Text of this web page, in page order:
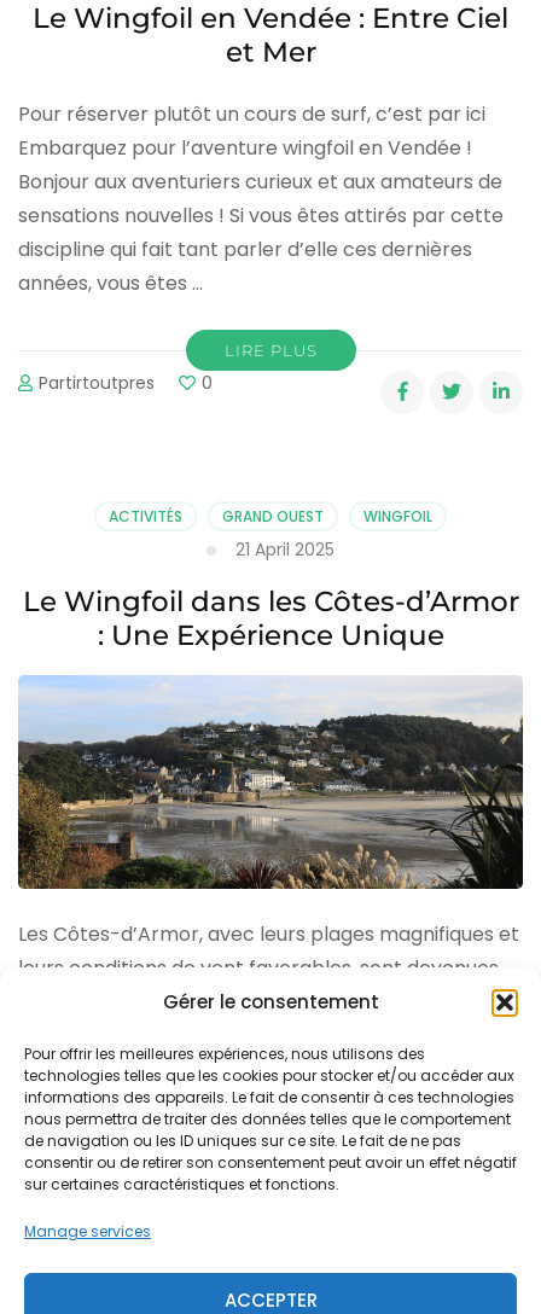
Gérer le consentement
Pour offrir les meilleures expériences, nous utilisons des
technologies telles que les cookies pour stocker et/ou accéder aux
informations des appareils. Le fait de consentir à ces technologies
nous permettra de traiter des données telles que le comportement
de navigation ou les ID uniques sur ce site. Le fait de ne pas
consentir ou de retirer son consentement peut avoir un effet négatif
sur certaines caractéristiques et fonctions.
Manage services
ACCEPTER
Le Wingfoil en Vendée : Entre Ciel
et Mer
Pour réserver plutôt un cours de surf, c’est par ici
Embarquez pour l’aventure wingfoil en Vendée !
Bonjour aux aventuriers curieux et aux amateurs de
sensations nouvelles ! Si vous êtes attirés par cette
discipline qui fait tant parler d’elle ces dernières
années, vous êtes …
LIRE PLUS
Partirtoutpres 0
ACTIVITÉS GRAND OUEST WINGFOIL
21 April 2025
Le Wingfoil dans les Côtes-d’Armor
: Une Expérience Unique
Les Côtes-d’Armor, avec leurs plages magnifiques et
leurs conditions de vent favorables, sont devenues
un véritable paradis pour les amateurs de wingfoil.
attire de plus en plus d’adeptes en quête de
sensations fortes et de liberté …
LIRE PLUS